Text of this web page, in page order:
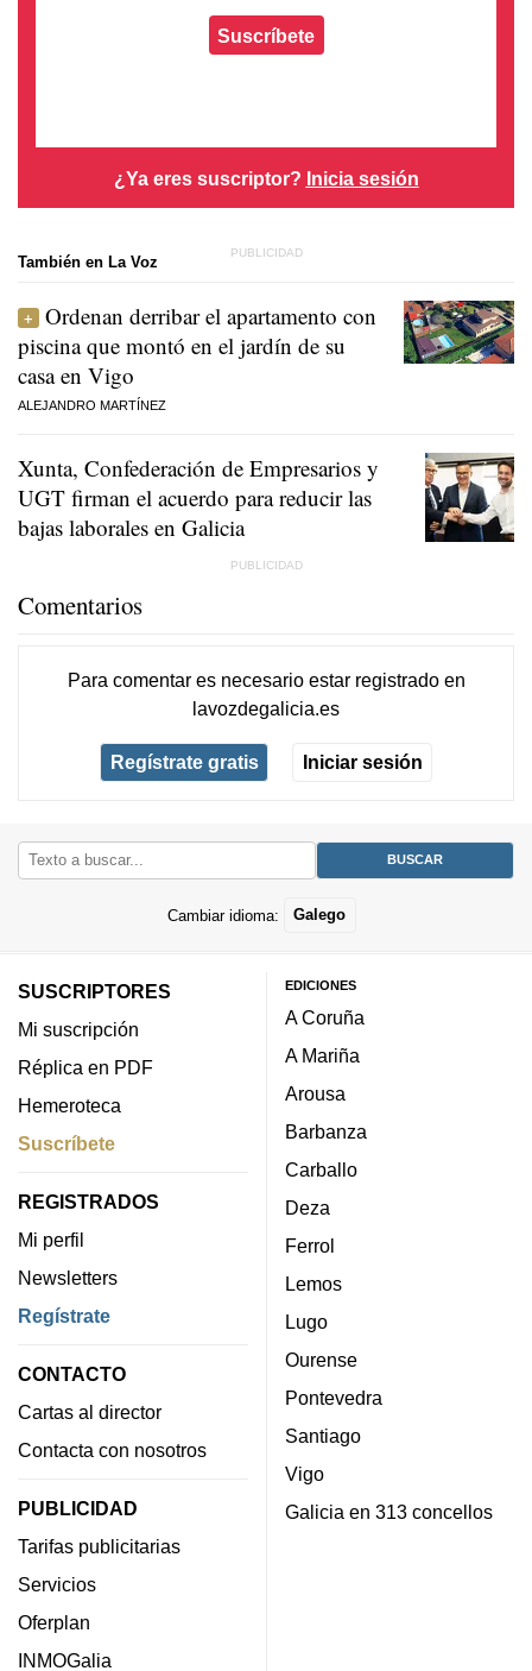
Suscríbete
¿Ya eres suscriptor? Inicia sesión
También en La Voz
Ordenan derribar el apartamento con
piscina que montó en el jardín de su
casa en Vigo
ALEJANDRO MARTÍNEZ
Xunta, Confederación de Empresarios y
UGT firman el acuerdo para reducir las
bajas laborales en Galicia
Comentarios
Para comentar es necesario estar registradoen
lavozdegalicia.es
Regístrate gratis Iniciar sesión
Cambiar idioma: Galego
SUSCRIPTORES
Mi suscripción
Réplica en PDF
Hemeroteca
Suscríbete
REGISTRADOS
Mi perfil
Newsletters
Regístrate
CONTACTO
Cartas al director
Contacta con nosotros
PUBLICIDAD
Tarifas publicitarias
Servicios
Oferplan
INMOGalia
EDICIONES
A Coruña
A Mariña
Arousa
Barbanza
Carballo
Deza
Ferrol
Lemos
Lugo
Ourense
Pontevedra
Santiago
Vigo
Galicia en 313 concellos